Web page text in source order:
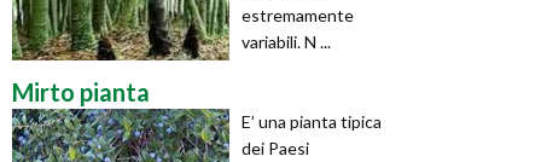
estremamente
variabili. N ...
Mirto pianta
E’ una pianta tipica
dei Paesi